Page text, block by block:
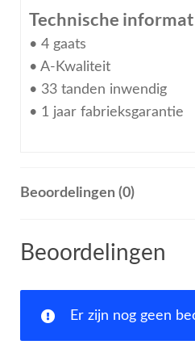
Technische
• 4 gaats
• A-Kwaliteit
• 33 tanden inwendig
• 1 jaar fabrieksgarantie
Beoordelingen (0)
Beoordelingen
Er zijn nog geen